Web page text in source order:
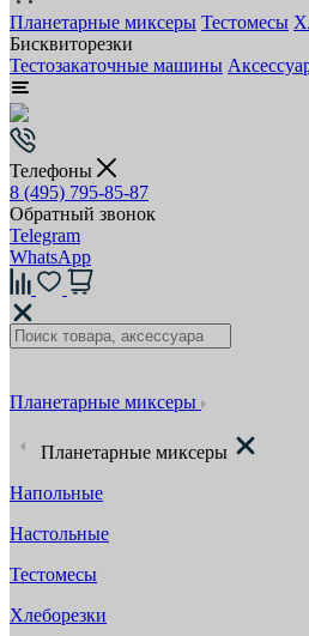
Планетарные миксеры Тестомесы
Бисквиторезки
Тестозакаточные машины
Телефоны
8 (495) 795-85-87
Обратный звонок
Telegram
WhatsApp
Планетарные миксеры
Планетарные миксеры
Напольные
Настольные
Тестомесы
Хлеборезки